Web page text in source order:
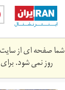
Skip
main
content
شما صفحه ای از سایت
روز نمی شود.